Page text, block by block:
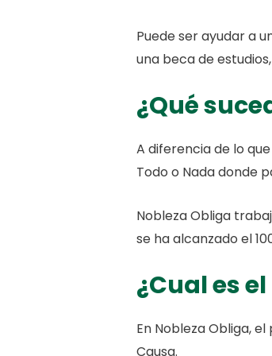
Puede ser ayudar a
una beca de
¿Qué
A diferencia de lo
Todo o Nada donde
Nobleza Obliga
se ha alcanzado el
¿Cual es
En Nobleza Obliga,
Causa.